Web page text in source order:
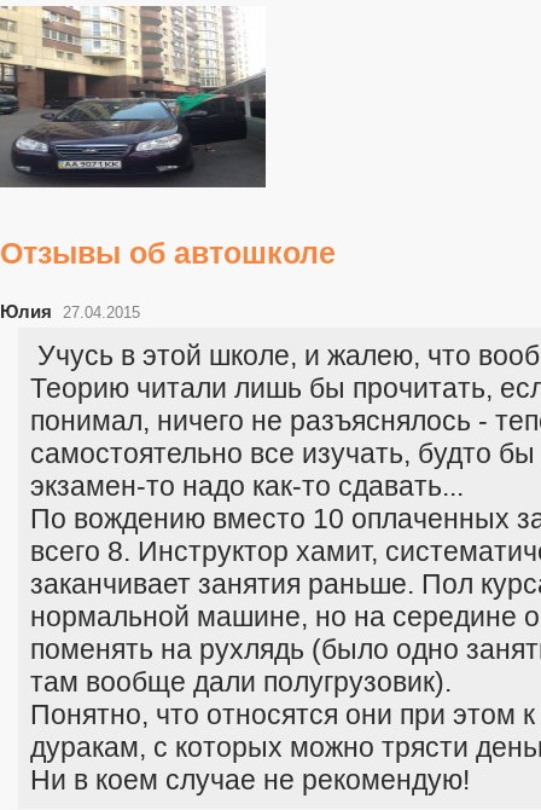
Отзывы об автошколе
Юлия 27.04.2015
Учусь в этой школе, и жалею, что
Теорию читали лишь бы прочитать,
понимал, ничего не разъяснялось -
самостоятельно все изучать, будто
экзамен-то надо как-то сдавать...
По вождению вместо 10 оплаченных
всего 8. Инструктор хамит,
заканчивает занятия раньше. Пол
нормальной машине, но на середине
поменять на рухлядь (было одно
там вообще дали полугрузовик).
Понятно, что относятся они при этом к
дуракам, с которых можно трясти
Ни в коем случае не рекомендую!